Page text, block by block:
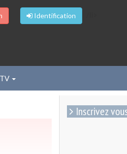
Identification
Inscrivez